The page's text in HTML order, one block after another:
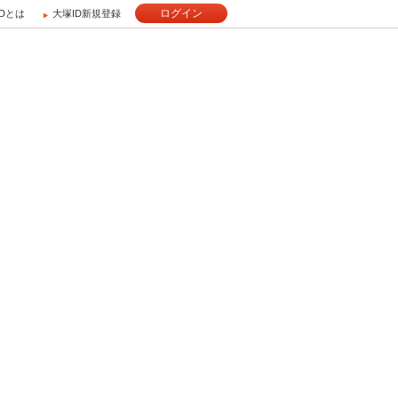
とは 大塚ID新規登録 ログイン